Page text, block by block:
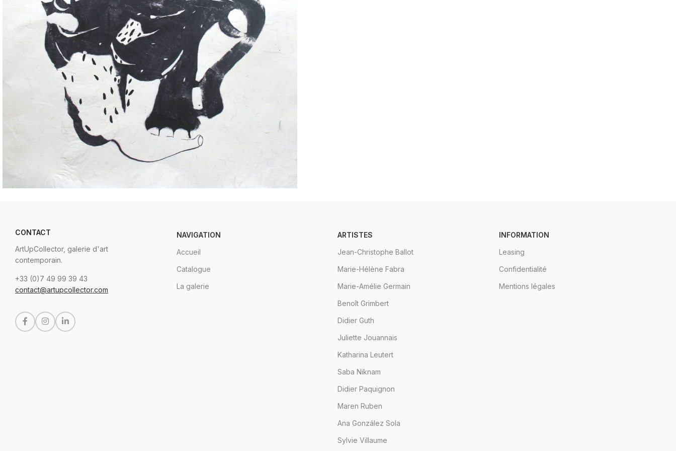
CONTACT
ArtUpCollector, galerie d'art
contemporain.
+33 (0)7 49 99 39 43
contact@artupcollector.com
NAVIGATION
Accueil
Catalogue
La galerie
ARTISTES
Jean-Christophe Ballot
Marie-Hélène Fabra
Marie-Amélie Germain
Benoît Grimbert
Didier Guth
Juliette Jouannais
Katharina Leutert
Saba Niknam
Didier Paquignon
Maren Ruben
Ana González Sola
Sylvie Villaume
INFORMATION
Leasing
Confidentialité
Mentions légales